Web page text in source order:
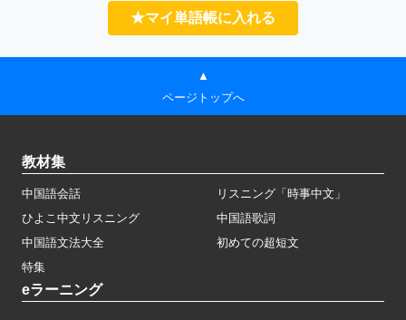
★マイ単語帳に入れる
▲
ページトップへ
教材集
中国語会話
リスニング「時事中文」
ひよこ中文リスニング
中国語歌詞
中国語文法大全
初めての超短文
特集
eラーニング